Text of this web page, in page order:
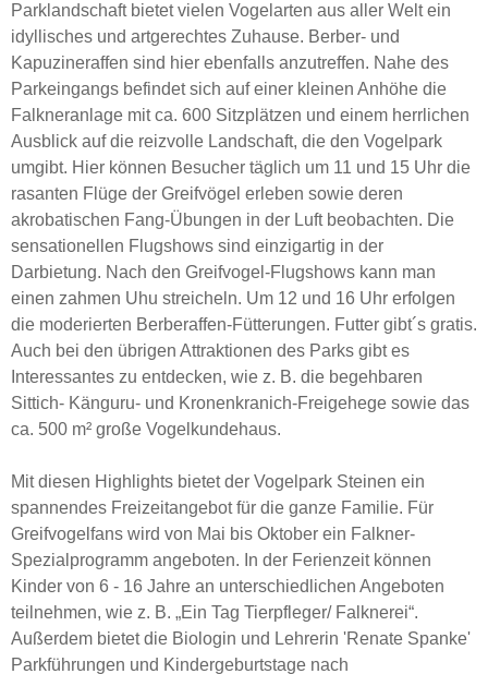
Parklandschaft bietet vielen Vogelarten aus aller Welt ein
idyllisches und artgerechtes Zuhause. Berber- und
Kapuzineraffen sind hier ebenfalls anzutreffen. Nahe des
Parkeingangs befindet sich auf einer kleinen Anhöhe die
Falkneranlage mit ca. 600 Sitzplätzen und einem herrlichen
Ausblick auf die reizvolle Landschaft, die den Vogelpark
umgibt. Hier können Besucher täglich um 11 und 15 Uhr die
rasanten Flüge der Greifvögel erleben sowie deren
akrobatischen Fang-Übungen in der Luft beobachten. Die
sensationellen Flugshows sind einzigartig in der
Darbietung. Nach den Greifvogel-Flugshows kann man
einen zahmen Uhu streicheln. Um 12 und 16 Uhr erfolgen
die moderierten Berberaffen-Fütterungen. Futter gibt´s gratis.
Auch bei den übrigen Attraktionen des Parks gibt es
Interessantes zu entdecken, wie z. B. die begehbaren
Sittich- Känguru- und Kronenkranich-Freigehege sowie das
ca. 500 m² große Vogelkundehaus.
Mit diesen Highlights bietet der Vogelpark Steinen ein
spannendes Freizeitangebot für die ganze Familie. Für
Greifvogelfans wird von Mai bis Oktober ein Falkner-
Spezialprogramm angeboten. In der Ferienzeit können
Kinder von 6 - 16 Jahre an unterschiedlichen Angeboten
teilnehmen, wie z. B. „Ein Tag Tierpfleger/ Falknerei“.
Außerdem bietet die Biologin und Lehrerin 'Renate Spanke'
Parkführungen und Kindergeburtstage nach